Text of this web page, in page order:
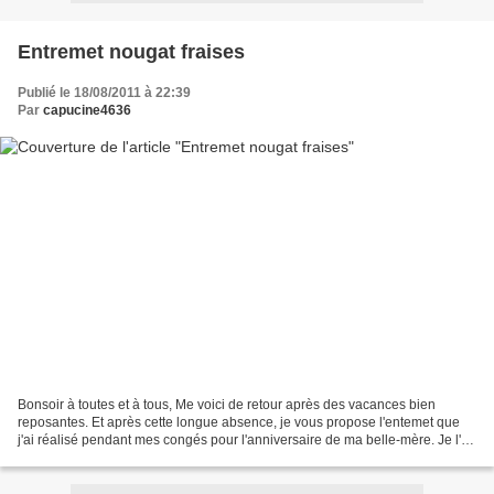
Entremet nougat fraises
Publié le 18/08/2011 à 22:39
Par capucine4636
Bonsoir à toutes et à tous, Me voici de retour après des vacances bien
reposantes. Et après cette longue absence, je vous propose l'entemet que
j'ai réalisé pendant mes congés pour l'anniversaire de ma belle-mère. Je l'ai